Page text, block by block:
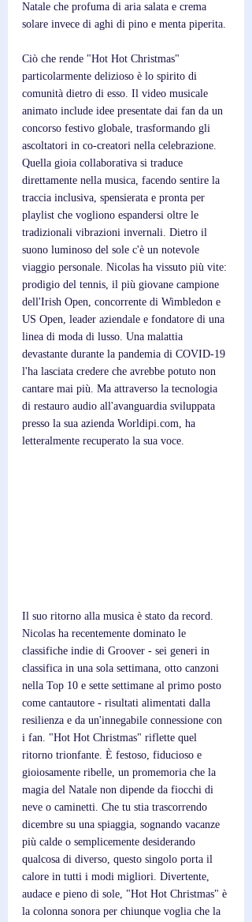
Natale che profuma di aria salata e crema
solare invece di aghi di pino e menta piperita.
Ciò che rende "Hot Hot Christmas"
particolarmente delizioso è lo spirito di
comunità dietro di esso. Il video musicale
animato include idee presentate dai fan da un
concorso festivo globale, trasformando gli
ascoltatori in co-creatori nella celebrazione.
Quella gioia collaborativa si traduce
direttamente nella musica, facendo sentire la
traccia inclusiva, spensierata e pronta per
playlist che vogliono espandersi oltre le
tradizionali vibrazioni invernali. Dietro il
suono luminoso del sole c'è un notevole
viaggio personale. Nicolas ha vissuto più vite:
prodigio del tennis, il più giovane campione
dell'Irish Open, concorrente di Wimbledon e
US Open, leader aziendale e fondatore di una
linea di moda di lusso. Una malattia
devastante durante la pandemia di COVID-19
l'ha lasciata credere che avrebbe potuto non
cantare mai più. Ma attraverso la tecnologia
di restauro audio all'avanguardia sviluppata
presso la sua azienda Worldipi.com, ha
letteralmente recuperato la sua voce.
Il suo ritorno alla musica è stato da record.
Nicolas ha recentemente dominato le
classifiche indie di Groover - sei generi in
classifica in una sola settimana, otto canzoni
nella Top 10 e sette settimane al primo posto
come cantautore - risultati alimentati dalla
resilienza e da un'innegabile connessione con
i fan. "Hot Hot Christmas" riflette quel
ritorno trionfante. È festoso, fiducioso e
gioiosamente ribelle, un promemoria che la
magia del Natale non dipende da fiocchi di
neve o caminetti. Che tu stia trascorrendo
dicembre su una spiaggia, sognando vacanze
più calde o semplicemente desiderando
qualcosa di diverso, questo singolo porta il
calore in tutti i modi migliori. Divertente,
audace e pieno di sole, "Hot Hot Christmas" è
la colonna sonora per chiunque voglia che la